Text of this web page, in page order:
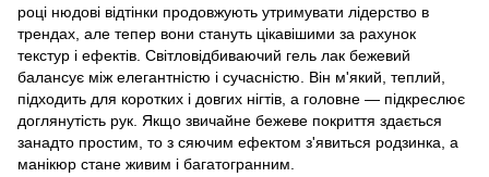
році нюдові відтінки продовжують утримувати лідерство в
трендах, але тепер вони стануть цікавішими за рахунок
текстур і ефектів. Світловідбиваючий гель лак бежевий
балансує між елегантністю і сучасністю. Він м'який, теплий,
підходить для коротких і довгих нігтів, а головне — підкреслює
доглянутість рук. Якщо звичайне бежеве покриття здається
занадто простим, то з сяючим ефектом з'явиться родзинка, а
манікюр стане живим і багатогранним.